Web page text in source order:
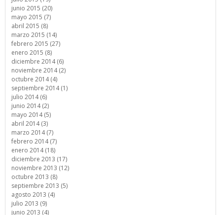
junio 2015 (20)
mayo 2015 (7)
abril 2015 (8)
marzo 2015 (14)
febrero 2015 (27)
enero 2015 (8)
diciembre 2014 (6)
noviembre 2014 (2)
octubre 2014 (4)
septiembre 2014 (1)
julio 2014 (6)
junio 2014 (2)
mayo 2014 (5)
abril 2014 (3)
marzo 2014 (7)
febrero 2014 (7)
enero 2014 (18)
diciembre 2013 (17)
noviembre 2013 (12)
octubre 2013 (8)
septiembre 2013 (5)
agosto 2013 (4)
julio 2013 (9)
junio 2013 (4)